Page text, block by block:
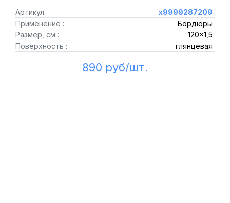
Артикул
х9999287209
Применение :
Бордюры
Размер, см :
120x1,5
Поверхность :
глянцевая
890 руб/шт.